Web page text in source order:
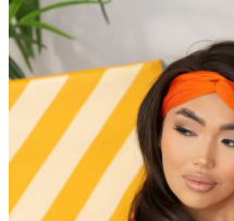
z
hvězdiček.